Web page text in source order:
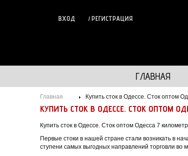
ВХОД РЕГИСТРАЦИЯ
ГЛАВНАЯ
Главная Купить сток в Одессе. Сток оптом
КУПИТЬ СТОК В ОДЕССЕ. СТОК ОПТОМ
Купить сток в Одессе. Сток оптом Одесса 7
Первые стоки в нашей стране стали возникать в
ступени самых выгодных направлений торговли во